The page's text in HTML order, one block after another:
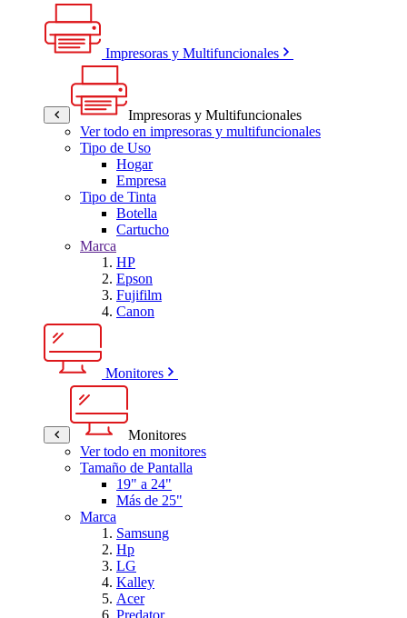
Impresoras y Multifuncionales
Impresoras y Multifuncionales
Ver todo en impresoras y multifuncionales
Tipo de Uso
Hogar
Empresa
Tipo de Tinta
Botella
Cartucho
Marca
HP
Epson
Fujifilm
Canon
Monitores
Monitores
Ver todo en monitores
Tamaño de Pantalla
19" a 24"
Más de 25"
Marca
Samsung
Hp
LG
Kalley
Acer
Predator